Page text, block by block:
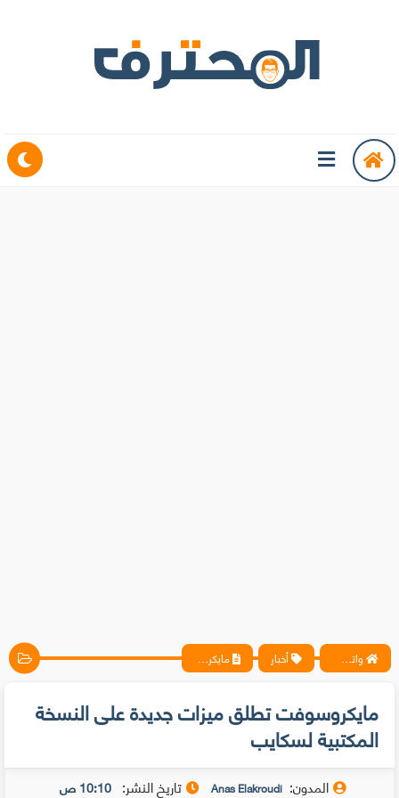
واتس آب ، فيسبوك ، أنترنت ، شروحات تقنية حصرية - المحترف أخبار مايكروسوفت تطلق ميزات جديدة على النسخة المكتبية لسكايب
مايكروسوفت تطلق ميزات جديدة على النسخة
المكتبية لسكايب
المدون: Anas Elakroudi تاريخ النشر: 10:10 ص